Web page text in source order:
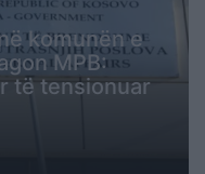
komunën e
MPB:
të tensionuar